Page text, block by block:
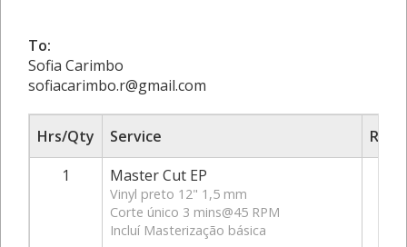
To:
Sofia Carimbo
sofiacarimbo.r@gmail.com
Hrs/Qty Service
1
Master Cut EP
Vinyl preto 12" 1,5 mm
Corte único 3 mins@45 RPM
Incluí Masterização básica